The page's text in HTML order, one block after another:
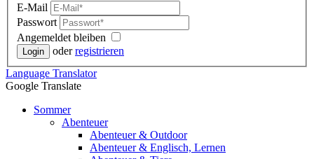
E-Mail
Passwort
Angemeldet bleiben
oderregistrieren
Language Translator
Google Translate
Sommer
Abenteuer
Abenteuer & Outdoor
Abenteuer & Englisch, Lernen